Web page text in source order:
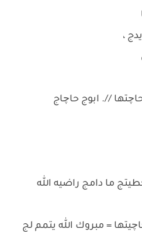
،
//. ابوج حاچاج
ما دامج راضيه الله
= مبروك الله يتمم لج